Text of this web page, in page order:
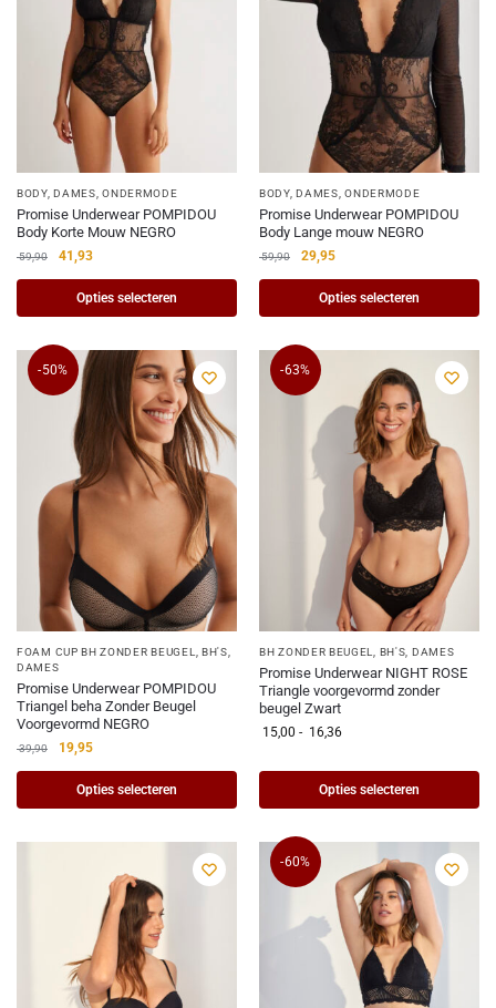
BODY,DAMES ,ONDERMODE
Promise Underwear POMPIDOU
Body Korte Mouw NEGRO
59,90 41,93
Opties selecteren
BODY,DAMES ,ONDERMODE
Promise Underwear POMPIDOU
Body Lange mouw NEGRO
59,90 29,95
Opties selecteren
-50%
FOAM CUP BH ZONDER BEUGEL, BH'S,
DAMES
Promise Underwear POMPIDOU
Triangel beha Zonder Beugel
Voorgevormd NEGRO
39,90 19,95
Opties selecteren
-63%
BH ZONDER BEUGEL, BH'S, DAMES
Promise Underwear NIGHT ROSE
Triangle voorgevormd zonder
beugel Zwart
15,00 - 16,36
Opties selecteren
-60%